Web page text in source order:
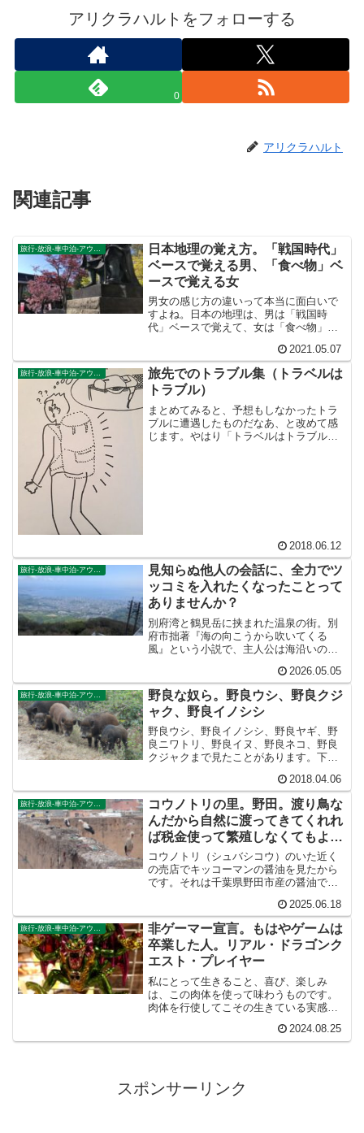
アリクラハルトをフォローする
0
アリクラハルト
関連記事
日本地理の覚え方。「戦国時代」
ベースで覚える男、「食べ物」ベ
ースで覚える女
男女の感じ方の違いって本当に面白いで
すよね。日本の地理は、男は「戦国時
代」ベースで覚えて、女は「食べ物」ベ
手の考えていることはさっぱりわかりま
せん。
2021.05.07
旅行-放浪-車中泊-アウトドア
旅先でのトラブル集（トラベルは
トラブル）
まとめてみると、予想もしなかったトラ
ブルに遭遇したものだなあ、と改めて感
じます。やはり「トラベルはトラブル」
2018.06.12
旅行-放浪-車中泊-アウトドア
見知らぬ他人の会話に、全力でツ
ッコミを入れたくなったことって
ありませんか？
別府湾と鶴見岳に挟まれた温泉の街。別
府市拙著『海の向こうから吹いてくる
風』という小説で、主人公は海沿いの漁
仰ぐとそこには山があったと気づくシー
ンがあります。別府市も似ています。基
本的には海辺の街なのですが...
2026.05.05
旅行-放浪-車中泊-アウトドア
野良な奴ら。野良ウシ、野良クジ
ャク、野良イノシシ
野良ウシ、野良イノシシ、野良ヤギ、野
良ニワトリ、野良イヌ、野良ネコ、野良
クジャクまで見たことがあります。下痢
す）ですが、世界はドラクエ的なワンダ
ーランドです！
2018.04.06
コウノトリの里。野田。渡り鳥な
んだから自然に渡ってきてくれれ
ば税金使って繁殖しなくてもよか
ったのに
コウノトリ（シュバシコウ）のいた近く
の売店でキッコーマンの醤油を見たから
です。それは千葉県野田市産の醤油でし
のなら、おまえ（コウノトリ）が向こう
に行けば問題解決なのに……と思ったか
らでした。
2025.06.18
旅行-放浪-車中泊-アウトドア
非ゲーマー宣言。もはやゲームは
卒業した人。リアル・ドラゴンク
エスト・プレイヤー
私にとって生きること、喜び、楽しみ
は、この肉体を使って味わうものです。
肉体を行使してこその生きている実感で
映像だけのゲーム体験ではものたりない
と感じます。やはりリアルな世界を自分
でしょうか。
2024.08.25
スポンサーリンク